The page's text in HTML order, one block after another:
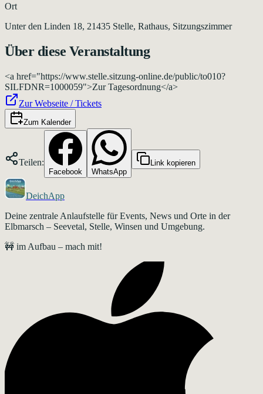
Ort
Unter den Linden 18, 21435 Stelle, Rathaus, Sitzungszimmer
Über diese Veranstaltung
<a href="https://www.stelle.sitzung-online.de/public/to010?
SILFDNR=1000059">Zur Tagesordnung</a>
Zur Webseite / Tickets
Zum Kalender
Teilen:
Facebook WhatsApp
Link kopieren
DeichApp
Deine zentrale Anlaufstelle für Events, News und Orte in der
Elbmarsch – Seevetal, Stelle, Winsen und Umgebung.
🚧 im Aufbau – mach mit!